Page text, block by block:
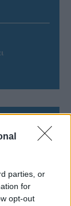
parties, or
for
opt-out